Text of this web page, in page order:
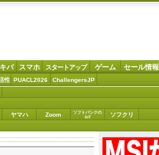
バ スマホ スタートアップ ゲーム セール情報
性 PUACL2026 ChallengersJP
ヤマハ Zoom
ソフトバンクの
IoT
ソフクリ